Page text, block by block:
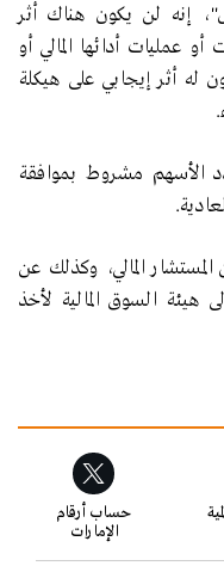
إنه لن يكون هناك أثر
عمليات أدائها المالي أو
له أثر إيجابي على هيكلة
الأسهم مشروط بموافقة
المالي، وكذلك عن
السوق المالية لأخذ
حساب أرقام
الإمارات